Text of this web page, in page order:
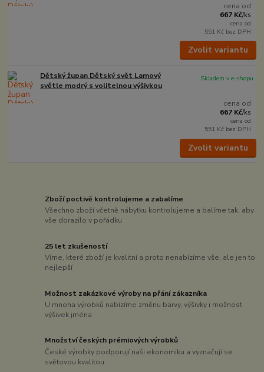
cena od
667 Kč/ks
cena od
551 Kč bez DPH
Zvolit variantu
Dětský župan Dětský svět Lamový
světle modrý s volitelnou výšivkou
cena od
667 Kč/ks
cena od
551 Kč bez DPH
Skladem v e-shopu
Zvolit variantu
Zboží poctivě kontrolujeme a zabalíme
Všechno zboží včetně nábytku kontrolujeme a balíme tak, aby
vše dorazilo v pořádku
25 let zkušeností
Víme, které zboží je kvalitní a proto nenabízíme vše, ale jen to
nejlepší
Možnost zakázkové výroby na přání zákazníka
U mnoha výrobků nabízíme změnu barvy, výšivky i možnost
výšivek jména
Množství českých prémiových výrobků
České výrobky podporují naši ekonomiku a vyznačují se
světovou kvalitou